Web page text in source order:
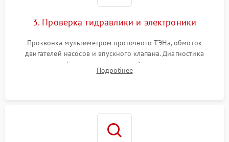
3. Проверка гидравлики и электроники
Прозвонка мультиметром проточного ТЭНа, обмоток
двигателей насосов и впускного клапана. Диагностика
прессостата (датчика уровня воды), датчика мутности,
концевика дверцы и электронного модуля управления.
Подробнее